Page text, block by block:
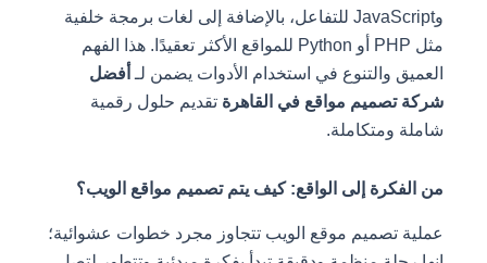
وJavaScript للتفاعل، بالإضافة إلى لغات برمجة خلفية
مثل PHP أو Python للمواقع الأكثر تعقيدًا. هذا الفهم
العميق والتنوع في استخدام الأدوات يضمن لـ أفضل
شركة تصميم مواقع في القاهرةتقديم حلول رقمية
شاملة ومتكاملة.
من الفكرة إلى الواقع: كيف يتم تصميم مواقع الويب؟
عملية تصميم موقع الويب تتجاوز مجرد خطوات عشوائية؛